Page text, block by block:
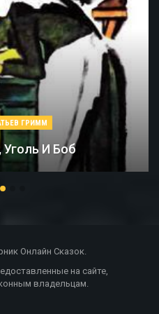
ГРИММ
И Боб
Онлайн Сказок.
на сайте,
владельцам.